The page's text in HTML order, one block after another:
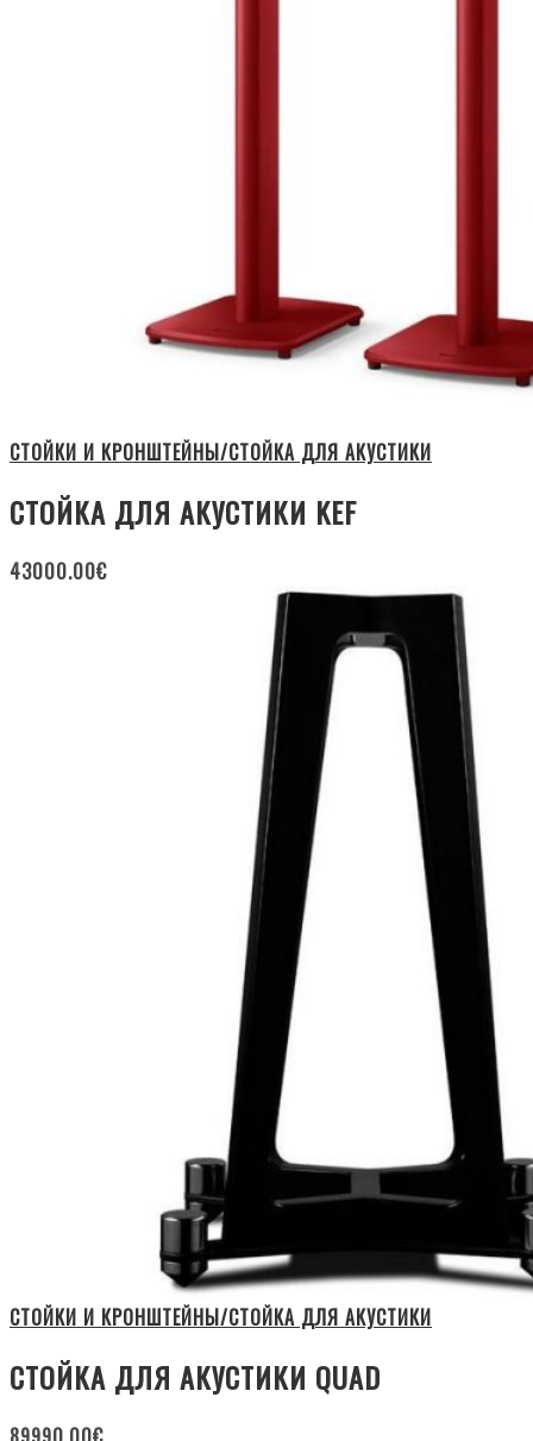
СТОЙКИ И КРОНШТЕЙНЫ/СТОЙКА ДЛЯ АКУСТИКИ
СТОЙКА ДЛЯ АКУСТИКИ KEF
43000.00€
СТОЙКИ И КРОНШТЕЙНЫ/СТОЙКА ДЛЯ АКУСТИКИ
СТОЙКА ДЛЯ АКУСТИКИ QUAD